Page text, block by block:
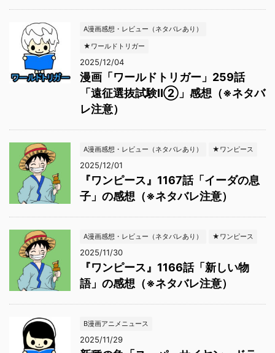
A漫画感想・レビュー（ネタバレあり）
★ワールドトリガー
2025/12/04
漫画「ワールドトリガー」259話
「遠征選抜試験Ⅱ②」感想（※ネタバ
レ注意）
A漫画感想・レビュー（ネタバレあり） ★ワンピース
2025/12/01
『ワンピース』1167話「イーダの息
子」の感想（※ネタバレ注意）
A漫画感想・レビュー（ネタバレあり） ★ワンピース
2025/11/30
『ワンピース』1166話「新しい物
語」の感想（※ネタバレ注意）
B漫画アニメニュース
2025/11/29